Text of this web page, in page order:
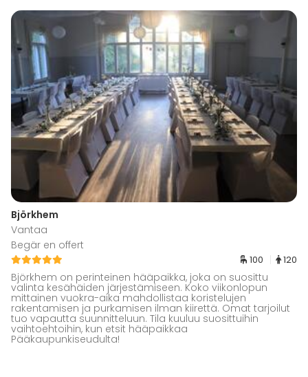
Björkhem
Vantaa
Begär en offert
100 120
Björkhem on perinteinen hääpaikka, joka on suosittu
valinta kesähäiden järjestämiseen. Koko viikonlopun
mittainen vuokra-aika mahdollistaa koristelujen
rakentamisen ja purkamisen ilman kiirettä. Omat tarjoilut
tuo vapautta suunnitteluun. Tila kuuluu suosittuihin
vaihtoehtoihin, kun etsit hääpaikkaa
Pääkaupunkiseudulta!